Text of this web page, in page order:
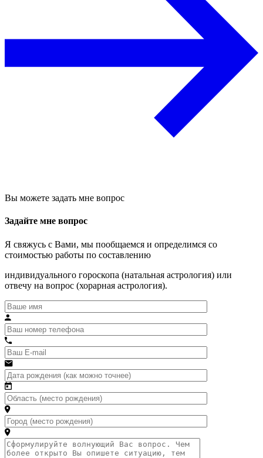
Вы можете задать мне вопрос
Задайте мне вопрос
Я свяжусь с Вами, мы пообщаемся и определимся со
стоимостью работы по составлению
индивидуального гороскопа (натальная астрология) или
отвечу на вопрос (хорарная астрология).